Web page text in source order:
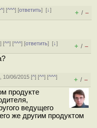
] [^^^] [ответить][↓]
+ / –
] [^^] [^^^] [ответить][↓]
+ / –
10/06/2015 [^] [^^] [^^^]
+ / –
продукте
ведущего
же другим продуктом